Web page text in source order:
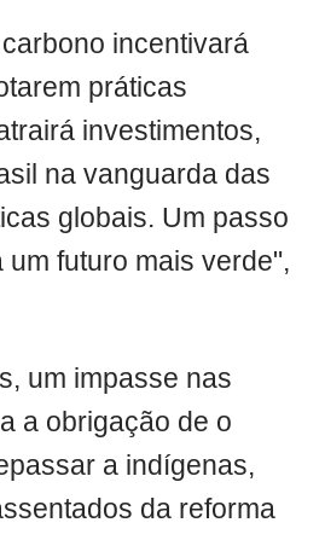
incentivará
práticas
investimentos,
na vanguarda das
globais. Um passo
um futuro mais verde",
um impasse nas
a obrigação de o
a indígenas,
da reforma